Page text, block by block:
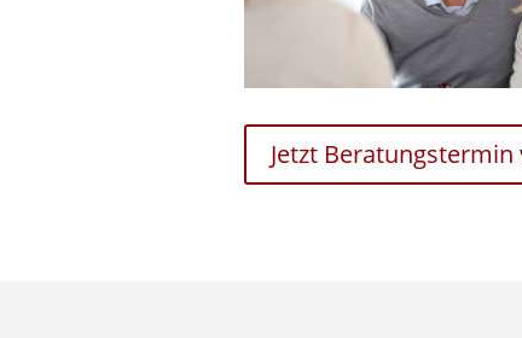
Jetzt